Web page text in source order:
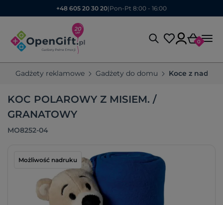
+48 605 20 30 20| Pon-Pt 8:00 - 16:00
0
Gadżety reklamowe Gadżety do domu Koce z
KOC POLAROWY Z MISIEM. /
GRANATOWY
MO8252-04
Możliwość nadruku